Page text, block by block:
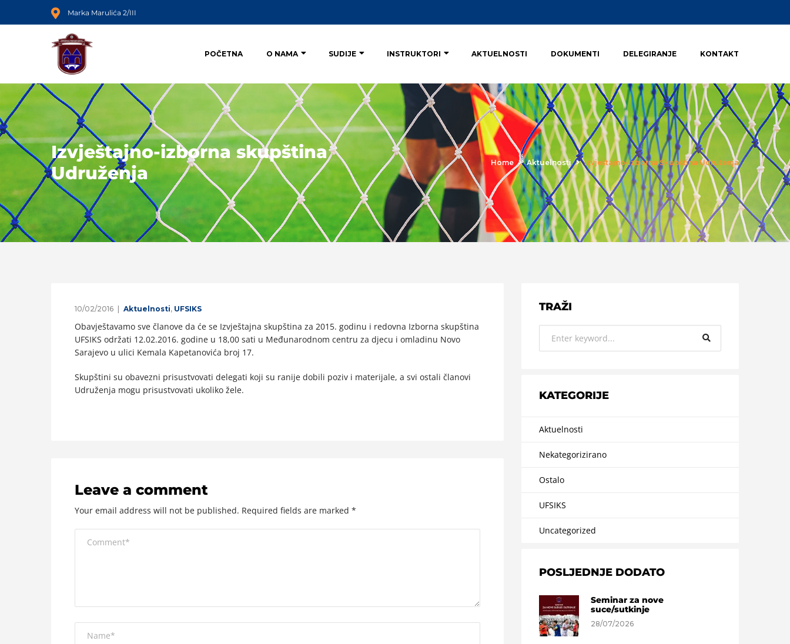
Marka Marulića 2/III
POČETNA O NAMA SUDIJE INSTRUKTORI AKTUELNOSTI DOKUMENTI DELEGIRANJE KONTAKT
Izvještajno-izborna skupština
Udruženja
Home Aktuelnosti Izvještajno-Izborna Skupština Udruženja
10/02/2016 Aktuelnosti, UFSIKS
Obavještavamo sve članove da će se Izvještajna skupština za 2015. godinu i redovna Izborna skupština
UFSIKS održati 12.02.2016. godine u 18,00 sati u Međunarodnom centru za djecu i omladinu Novo
Sarajevo u ulici Kemala Kapetanovića broj 17.
Skupštini su obavezni prisustvovati delegati koji su ranije dobili poziv i materijale, a svi ostali članovi
Udruženja mogu prisustvovati ukoliko žele.
Leave a comment
Your email address will not be published. Required fields are marked *
TRAŽI
KATEGORIJE
Aktuelnosti
Nekategorizirano
Ostalo
UFSIKS
Uncategorized
POSLJEDNJE DODATO
Seminar za nove
suce/sutkinje
28/07/2026